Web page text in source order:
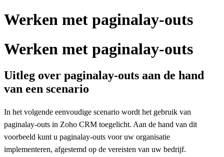
Werken met paginalay-outs
Werken met paginalay-outs
Uitleg over paginalay-outs aan de hand
van een scenario
In het volgende eenvoudige scenario wordt het gebruik van
paginalay-outs in Zoho CRM toegelicht. Aan de hand van dit
voorbeeld kunt u paginalay-outs voor uw organisatie
implementeren, afgestemd op de vereisten van uw bedrijf.